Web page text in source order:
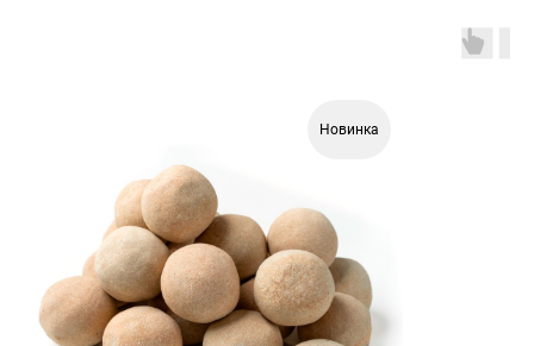
Новинка